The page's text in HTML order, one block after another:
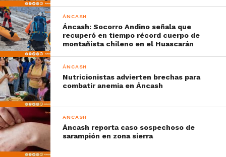
ÁNCASH
Áncash: Socorro Andino señala que
recuperó en tiempo récord cuerpo de
montañista chileno en el Huascarán
ÁNCASH
Nutricionistas advierten brechas para
combatir anemia en Áncash
ÁNCASH
Áncash reporta caso sospechoso de
sarampión en zona sierra